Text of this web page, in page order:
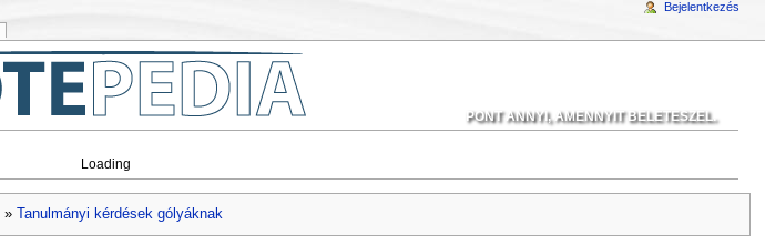
PONT ANNYI, AMENNYIT BELETESZEL.
Loading
» Tanulmányi kérdések gólyáknak
Bejelentkezés